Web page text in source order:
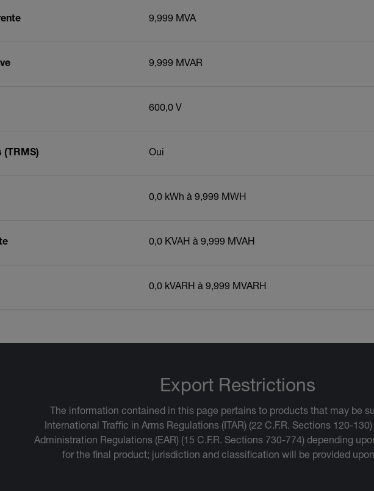
9,999 MVA
9,999 MVAR
600,0 V
(TRMS) Oui
0,0 kWh à 9,999 MWH
0,0 KVAH à 9,999 MVAH
0,0 kVARH à 9,999 MVARH
Export Restrictions
The information contained in this page pertains to products that may be
International Traffic in Arms Regulations (ITAR) (22 C.F.R. Sections 120-
Administration Regulations (EAR) (15 C.F.R. Sections 730-774) depending
for the final product; jurisdiction and classification will be provided